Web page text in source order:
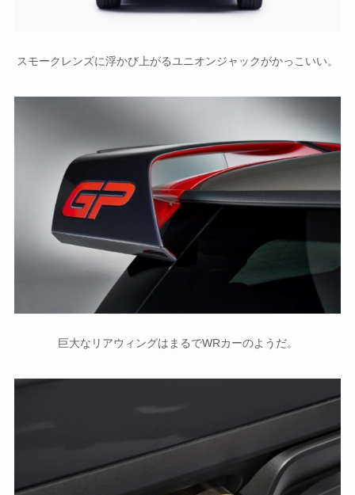
スモークレンズに浮かび上がるユニオンジャックがかっこいい。
巨大なリアウィングはまるでWRカーのようだ。